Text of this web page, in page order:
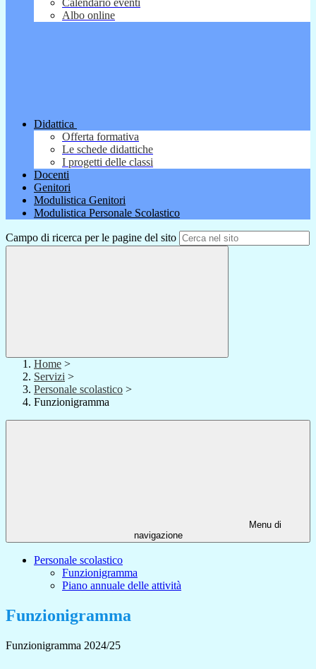
Calendario eventi
Albo online
Didattica
Offerta formativa
Le schede didattiche
I progetti delle classi
Docenti
Genitori
Modulistica Genitori
Modulistica Personale Scolastico
Campo di ricerca per le pagine del sito
Home >
Servizi >
Personale scolastico >
Funzionigramma
Menu di
navigazione
Personale scolastico
Funzionigramma
Piano annuale delle attività
Funzionigramma
Funzionigramma 2024/25